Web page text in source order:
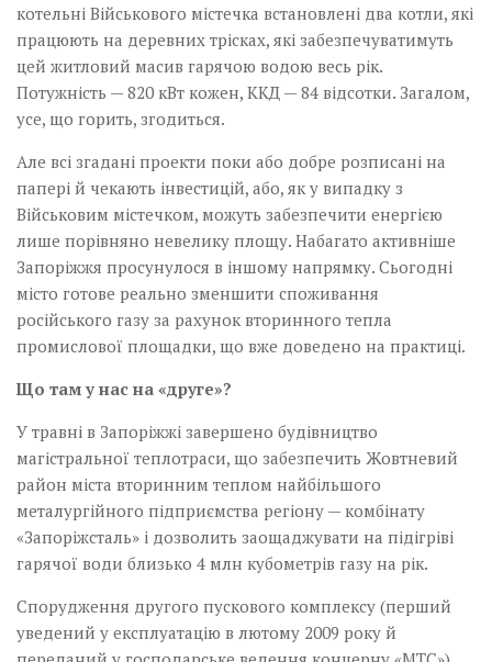
котельні Військового містечка встановлені два котли, які
працюють на деревних трісках, які забезпечуватимуть
цей житловий масив гарячою водою весь рік.
Потужність — 820 кВт кожен, ККД — 84 відсотки. ­Загалом,
усе, що горить, згодиться.
Але всі згадані проекти поки або добре розписані на
папері й чекають інвестицій, або, як у випадку з
Військовим містечком, можуть забезпечити енергією
лише порівняно невелику площу. Набагато активніше
Запоріжжя просунулося в іншому напрямку. Сьогодні
місто готове реально зменшити споживання
російського газу за рахунок вторинного тепла
промислової площадки, що вже доведено на практиці.
Що там у нас на «друге»?
У травні в Запоріжжі завершено будівництво
магістральної теплотраси, що забезпечить Жовтневий
район міста вторинним теп­лом найбільшого
металургійного підприємства регіо­ну — комбінату
«Запоріжсталь» і дозволить заощаджувати на підігріві
гарячої води близько 4 млн кубо­­­­­­метрів газу на рік.
Спорудження другого пускового комплексу (перший
уведений у експлуатацію в лютому 2009 року й